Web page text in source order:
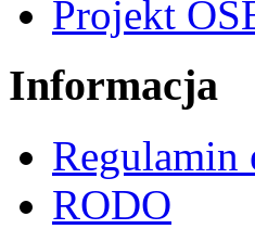
Projekt
Informacja
Regulamin
RODO